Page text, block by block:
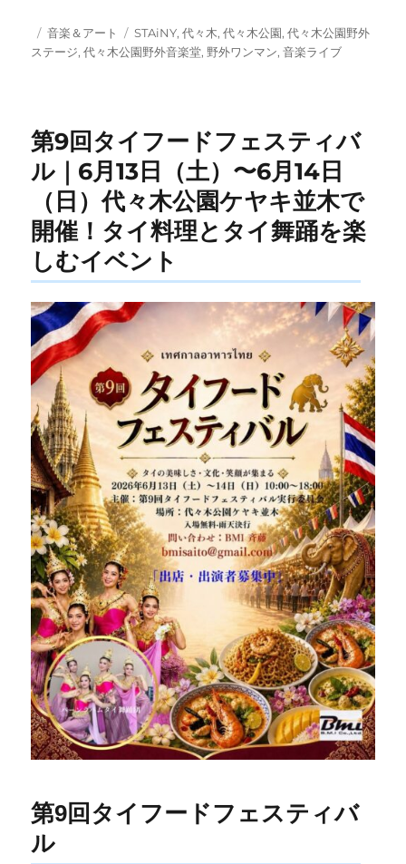
投
稿
カ
テ
音楽＆アート
タ
グ
STAiNY,代々木,代々木公園,代々木公園野外
ステージ,代々木公園野外音楽堂, 野外ワンマン,音楽ライブ
第9回タイフードフェスティバ
ル｜6月13日（土）〜6月14日
（日）代々木公園ケヤキ並木で
開催！タイ料理とタイ舞踊を楽
しむイベント
第9回タイフードフェスティバ
ル